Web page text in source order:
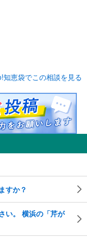
知恵袋でこの相談を見る
すか？
い。 横浜の「芹が